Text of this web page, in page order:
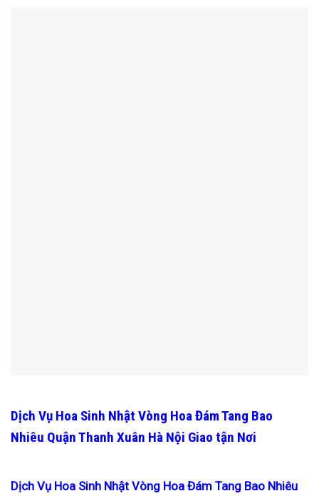
Dịch Vụ Hoa Sinh Nhật Vòng Hoa Đám Tang Bao
Nhiêu Quận Thanh Xuân Hà Nội Giao tận Nơi
Dịch Vụ Hoa Sinh Nhật Vòng Hoa Đám Tang Bao Nhiêu